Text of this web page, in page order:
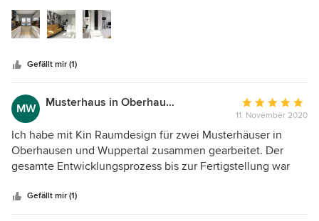
sehr angenehm. Wir sind echt froh, dass wir uns für Frau
Kin entschieden haben, denn Sie hat uns in allen Fragen
sehr gut beraten und hat mit Ihrem ausgezeichneten
Auch bei einigen Herausforderungen war Frau Kin immer
für uns da und klärte alle Problemen mit großer Hingabe
und Engagement. Wir sind Frau Kin sehr dankbar und
würden sie jederzeit weiter empfehlen.
Gefällt mir (1)
MW Musterhaus in Oberhausen und Wuppertal
Bewertung:
5
von
5
11. November 2020
Ich habe mit Kin Raumdesign für zwei Musterhäuser in
Oberhausen und Wuppertal zusammen gearbeitet. Der
gesamte Entwicklungsprozess bis zur Fertigstellung war
Ergebnis geführt. Frau Kin überzeugte durch kreative Ideen
und deren Umsetzung in allen Bereichen bis ins letzte
Gefällt mir (1)